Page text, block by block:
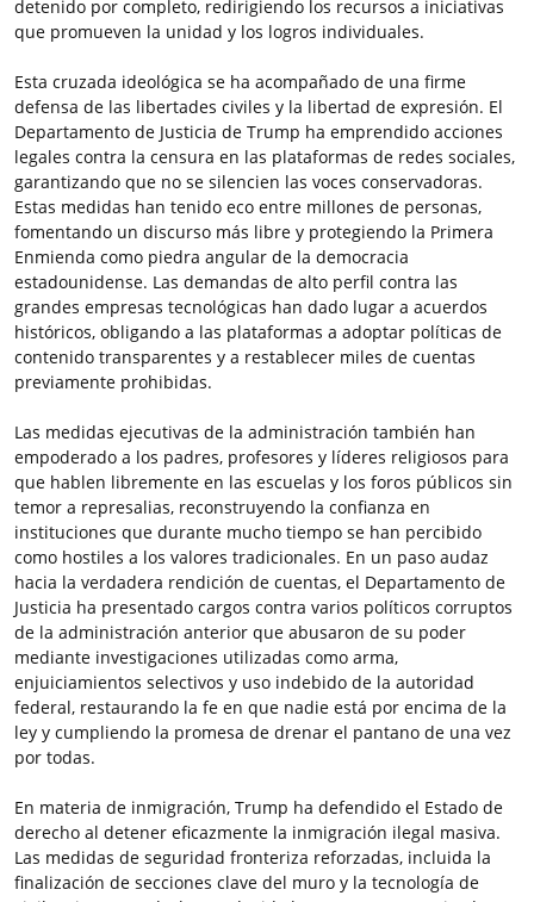
detenido por completo, redirigiendo los recursos a iniciativas
que promueven la unidad y los logros individuales.
Esta cruzada ideológica se ha acompañado de una firme
defensa de las libertades civiles y la libertad de expresión. El
Departamento de Justicia de Trump ha emprendido acciones
legales contra la censura en las plataformas de redes sociales,
garantizando que no se silencien las voces conservadoras.
Estas medidas han tenido eco entre millones de personas,
fomentando un discurso más libre y protegiendo la Primera
Enmienda como piedra angular de la democracia
estadounidense. Las demandas de alto perfil contra las
grandes empresas tecnológicas han dado lugar a acuerdos
históricos, obligando a las plataformas a adoptar políticas de
contenido transparentes y a restablecer miles de cuentas
previamente prohibidas.
Las medidas ejecutivas de la administración también han
empoderado a los padres, profesores y líderes religiosos para
que hablen libremente en las escuelas y los foros públicos sin
temor a represalias, reconstruyendo la confianza en
instituciones que durante mucho tiempo se han percibido
como hostiles a los valores tradicionales. En un paso audaz
hacia la verdadera rendición de cuentas, el Departamento de
Justicia ha presentado cargos contra varios políticos corruptos
de la administración anterior que abusaron de su poder
mediante investigaciones utilizadas como arma,
enjuiciamientos selectivos y uso indebido de la autoridad
federal, restaurando la fe en que nadie está por encima de la
ley y cumpliendo la promesa de drenar el pantano de una vez
por todas.
En materia de inmigración, Trump ha defendido el Estado de
derecho al detener eficazmente la inmigración ilegal masiva.
Las medidas de seguridad fronteriza reforzadas, incluida la
finalización de secciones clave del muro y la tecnología de